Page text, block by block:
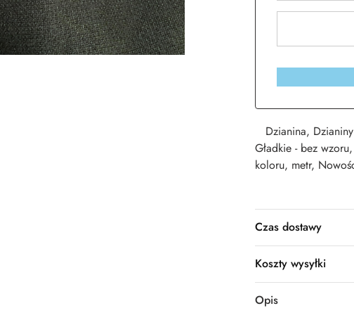
Dzianina,
Gładkie - bez wzoru,
koloru, metr,
Czas dostawy
Koszty wysyłki
Opis